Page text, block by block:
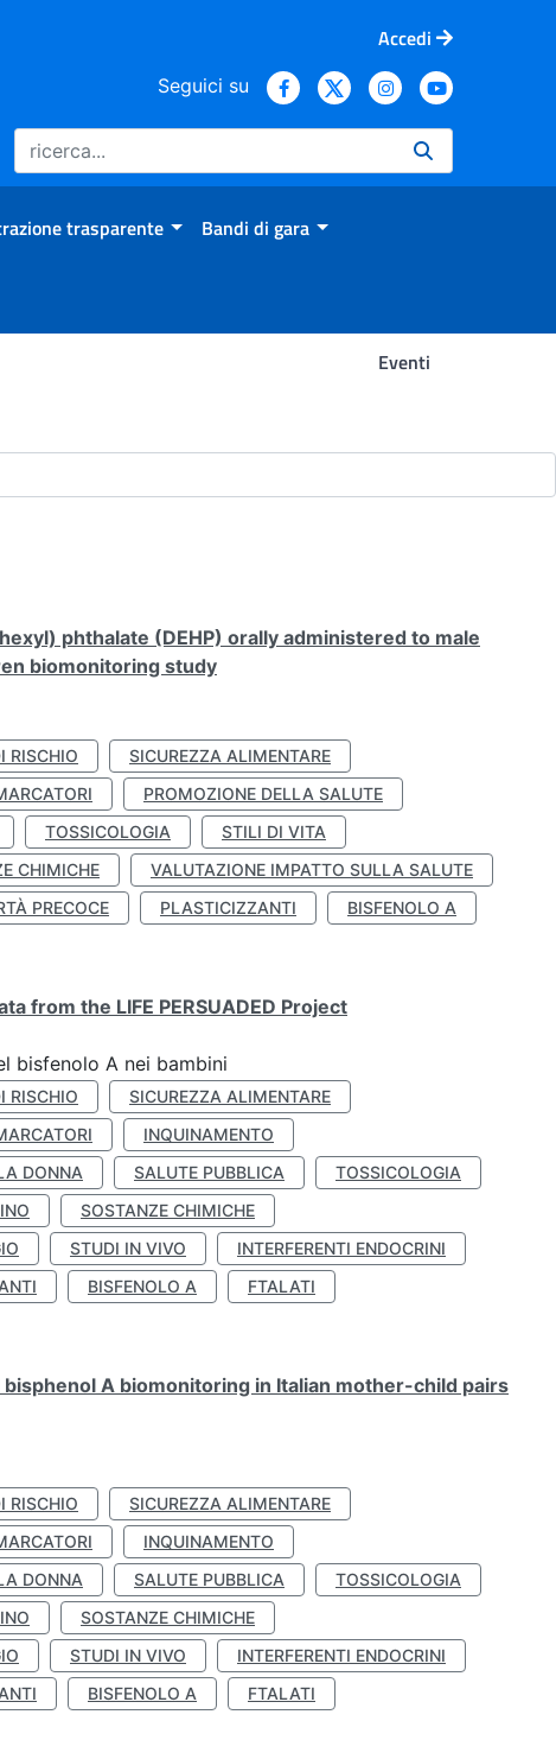
Accedi
Seguici su
trasparente Bandi di gara
Eventi
phthalate (DEHP) orally administered to male
biomonitoring study
RISCHIO
SICUREZZA ALIMENTARE
PROMOZIONE DELLA SALUTE
TOSSICOLOGIA
STILI DI VITA
CHIMICHE
VALUTAZIONE IMPATTO SULLA SALUTE
PRECOCE PLASTICIZZANTI
BISFENOLO A
from the LIFE PERSUADED Project
bisfenolo A nei bambini
RISCHIO
SICUREZZA ALIMENTARE
INQUINAMENTO
DONNA SALUTE PUBBLICA
TOSSICOLOGIA
SOSTANZE CHIMICHE
STUDI IN VIVO
INTERFERENTI ENDOCRINI
BISFENOLO A
FTALATI
bisphenol A biomonitoring in Italian mother-child pairs
RISCHIO
SICUREZZA ALIMENTARE
INQUINAMENTO
DONNA SALUTE PUBBLICA
TOSSICOLOGIA
SOSTANZE CHIMICHE
STUDI IN VIVO
INTERFERENTI ENDOCRINI
BISFENOLO A
FTALATI